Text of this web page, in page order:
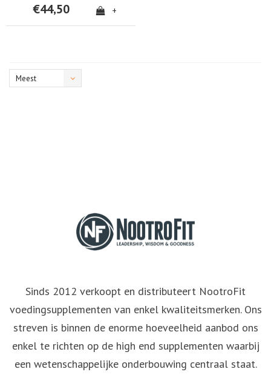
€44,50 +
Meest
Sinds 2012 verkoopt en distributeert NootroFit
voedingsupplementen van enkel kwaliteitsmerken. Ons
streven is binnen de enorme hoeveelheid aanbod ons
enkel te richten op de high end supplementen waarbij
een wetenschappelijke onderbouwing centraal staat.